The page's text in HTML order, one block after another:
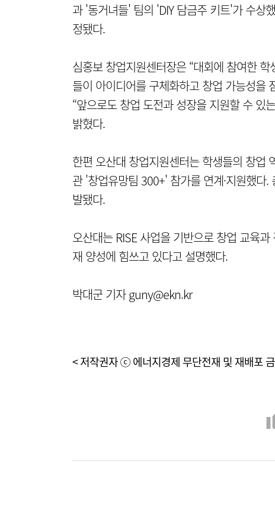
과 '동거녀들' 팀의 'DIY 담금주 키트'가 수상
정됐다.
심홍보 창업지원센터장은 “대회에 참여한
들이 아이디어를 구체화하고 창업 가능성을
“앞으로도 창업 도전과 성장을 지원할 수 있
밝혔다.
한편 오산대 창업지원센터는 학생들의 창업
관 '창업유망팀 300+' 참가를 연계·지원했다
발됐다.
오산대는 RISE 사업을 기반으로 창업 교육
재 양성에 힘쓰고 있다고 설명했다.
박대군 기자 guny@ekn.kr
< 저작권자 ⓒ 에너지경제 무단전재 및 재배포